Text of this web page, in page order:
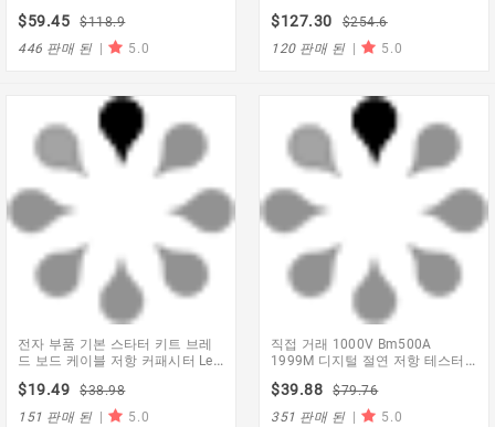
$59.45
$118.9
446 판매 된 | 5.0
기 Lcd 백라이트 + Gjft
$127.30
$254.6
120 판매 된 | 5.0
전자 부품 기본 스타터 키트 브레
드 보드 케이블 저항 커패시터 Led
$19.49
$38.98
151 판매 된 | 5.0
직접 거래 1000V Bm500A
1999M 디지털 절연 저항 테스터
$39.88
$79.76
351 판매 된 | 5.0